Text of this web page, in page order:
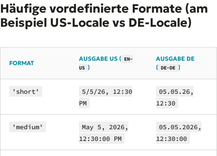
Häufige vordefinierte Formate (am
Beispiel US-Locale vs DE-Locale)
FORMAT
AUSGABE US ( EN-
US )
AUSGABE DE
( DE-DE )
'short'
5/5/26, 12:30
PM
05.05.26,
12:30
'medium'
May 5, 2026,
12:30:00 PM
05.05.2026,
12:30:00